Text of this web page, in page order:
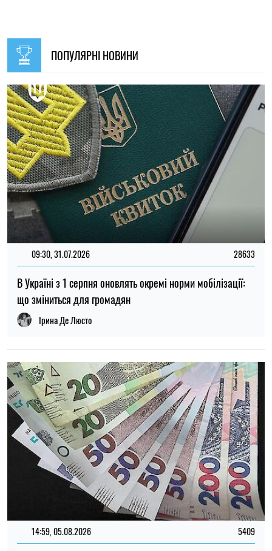
ПОПУЛЯРНІ НОВИНИ
09:30, 31.07.2026 28633
В Україні з 1 серпня оновлять окремі норми мобілізації:
що зміниться для громадян
Ірина Де Люсто
14:59, 05.08.2026 5409